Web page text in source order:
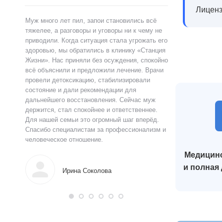
Муж много лет пил, запои становились всё
тяжелее, а разговоры и уговоры ни к чему не
приводили. Когда ситуация стала угрожать его
здоровью, мы обратились в клинику «Станция
Жизни». Нас приняли без осуждения, спокойно
всё объяснили и предложили лечение. Врачи
провели детоксикацию, стабилизировали
состояние и дали рекомендации для
дальнейшего восстановления. Сейчас муж
держится, стал спокойнее и ответственнее.
Для нашей семьи это огромный шаг вперёд.
Спасибо специалистам за профессионализм и
человеческое отношение.
Ирина Соколова
Я сам обратился
страшно и
чувства быстро
лечения я
почувствовал
что могу жить
и полная